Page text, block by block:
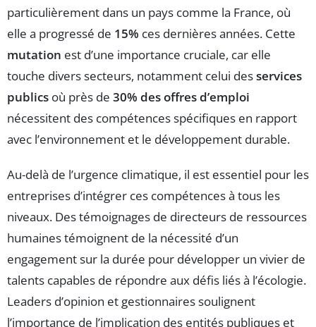
particulièrement dans un pays comme la France, où
elle a progressé de 15% ces dernières années. Cette
mutation est d’une importance cruciale, car elle
touche divers secteurs, notamment celui desservices
publics où près de 30% des offres d’emploi
nécessitent des compétences spécifiques en rapport
avec l’environnement et le développement durable.
Au-delà de l’urgence climatique, il est essentiel pour les
entreprises d’intégrer ces compétences à tous les
niveaux. Des témoignages de directeurs de ressources
humaines témoignent de la nécessité d’un
engagement sur la durée pour développer un vivier de
talents capables de répondre aux défis liés à l’écologie.
Leaders d’opinion et gestionnaires soulignent
l’importance de l’implication des entités publiques et